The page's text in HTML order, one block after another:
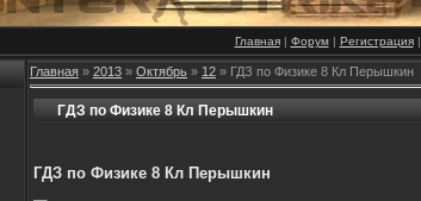
Главная| Форум| Регистрация|
Главная » 2013 » Октябрь » 12 » ГДЗ по Физике 8 Кл Перышкин
ГДЗ по Физике 8 Кл Перышкин
ГДЗ по Физике 8 Кл Перышкин